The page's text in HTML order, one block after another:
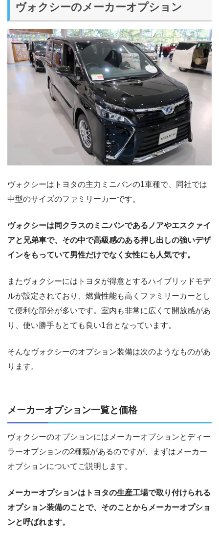
ヴォクシーのメーカーオプション
ヴォクシーはトヨタの主力ミニバンの1車種で、同社では
中型のサイズのファミリーカーです。
ヴォクシーは同クラスのミニバンであるノアやエスクァイ
アと兄弟車で、その中で高級感のある押し出しの強いデザ
インをもっていて男性だけでなく女性にも人気です。
またヴォクシーにはトヨタが得意とするハイブリッドモデ
ルが設定されており、燃費性能も高くファミリーカーとし
て便利な部分が多いです。室内も非常に広くて開放感があ
り、使い勝手もとても良い1台となっています。
そんなヴォクシーのオプション装備は次のようなものがあ
ります。
メーカーオプション一覧と価格
ヴォクシーのオプションにはメーカーオプションとディー
ラーオプションの2種類があるのですが、まずはメーカー
オプションについてご説明します。
メーカーオプションはトヨタの生産工場で取り付けられる
オプション装備のことで、そのことからメーカーオプショ
ンと呼ばれます。